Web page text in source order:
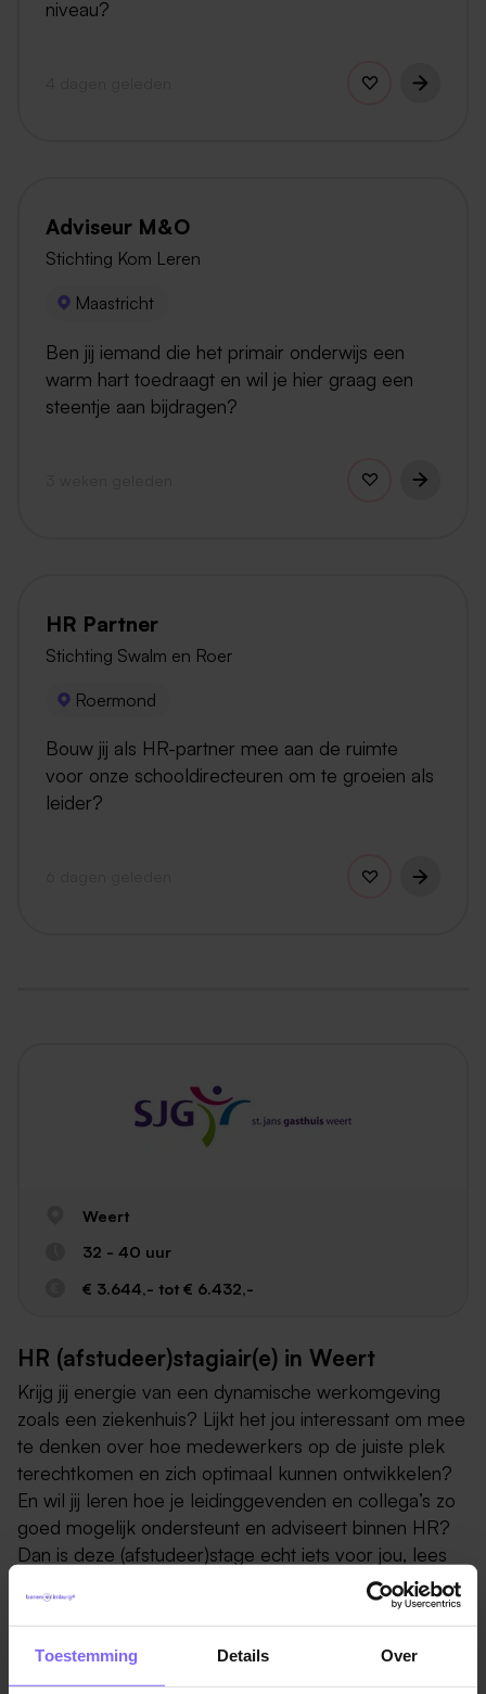
Toestemming Details Over
niveau?
Adviseur M&O
Stichting Kom Leren
Maastricht
Ben jij iemand die het primair onderwijs een
warm hart toedraagt en wil je hier graag een
steentje aan bijdragen?
HR Partner
Stichting Swalm en Roer
Roermond
Bouw jij als HR-partner mee aan de ruimte
voor onze schooldirecteuren om te groeien als
leider?
Weert
32 - 40 uur
€ 3.644,- tot € 6.432,-
HR (afstudeer)stagiair(e) in Weert
Krijg jij energie van een dynamische werkomgeving
zoals een ziekenhuis? Lijkt het jou interessant om mee
te denken over hoe medewerkers op de juiste plek
terechtkomen en zich optimaal kunnen ontwikkelen?
En wil jij leren hoe je leidinggevenden en collega’s zo
goed mogelijk ondersteunt en adviseert binnen HR?
Dan is deze (afstudeer)stage echt iets voor jou, lees
Het team
Als HR-(afstudeer)stagiair(e) ben je onderdeel van het